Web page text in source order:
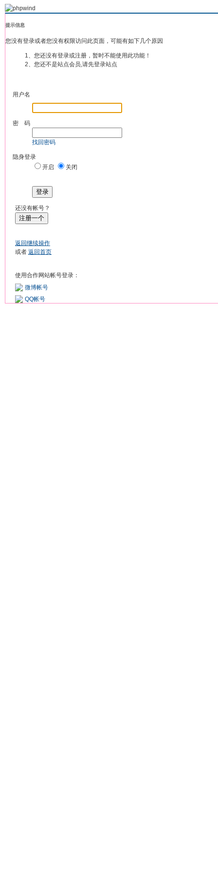
提示信息
您没有登录或者您没有权限访问此页面，可能有如下几个原因
1、您还没有登录或注册，暂时不能使用此功能！
2、您还不是站点会员,请先登录站点
用户名
密 码
找回密码
隐身登录
开启
关闭
登录
还没有帐号？
注册一个
返回继续操作
或者 返回首页
使用合作网站帐号登录：
微博帐号
QQ帐号